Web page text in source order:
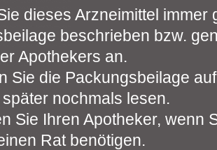
dieses Arzneimittel immer
beschrieben bzw.
Apothekers an.
Sie die Packungsbeilage
nochmals lesen.
Sie Ihren Apotheker, wenn
Rat benötigen.